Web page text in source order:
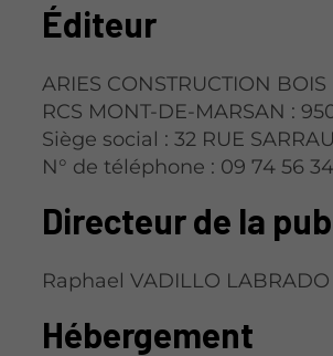
Éditeur
ARIES CONSTRUCTION BOIS
RCS MONT-DE-MARSAN :
Siège social : 32 RUE
N° de téléphone : 09 74 56
Directeur de la
Raphael VADILLO LABRADO
Hébergement